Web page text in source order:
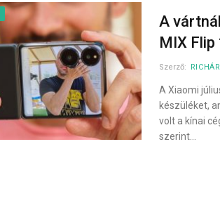
A
MIX Flip
Szerző:
A Xiaomi
készüléket,
volt a kínai
szerint…